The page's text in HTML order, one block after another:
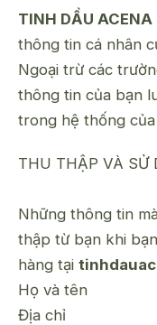
TINH DẦU ACENA
thông tin cá nhân
Ngoại trừ các
thông tin của bạn
trong hệ thống của
THU THẬP VÀ SỬ
Những thông tin
thập từ bạn khi
hàng tại
Họ và tên
Địa chỉ